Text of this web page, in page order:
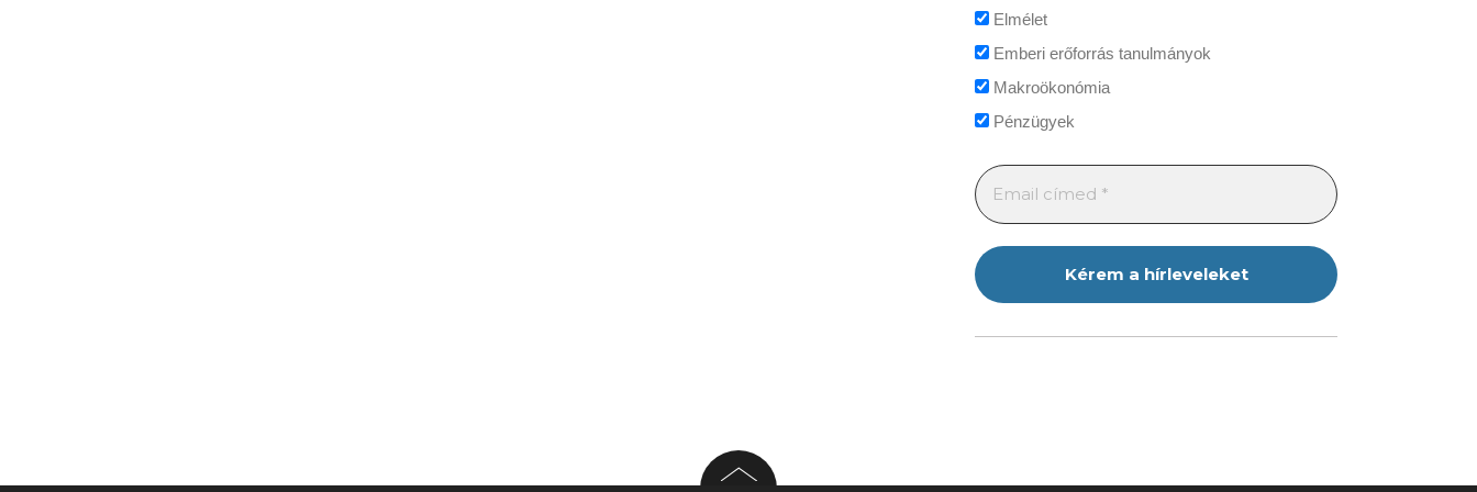
Elmélet
Emberi erőforrás tanulmányok
Makroökonómia
Pénzügyek